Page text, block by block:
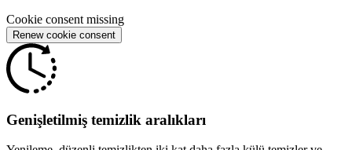
Cookie consent missing
Renew cookie consent
Genişletilmiş temizlik aralıkları